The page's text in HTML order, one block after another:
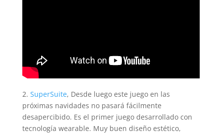
2. SuperSuite, Desde luego este juego en las
próximas navidades no pasará fácilmente
desapercibido. Es el primer juego desarrollado con
tecnología wearable. Muy buen diseño estético,